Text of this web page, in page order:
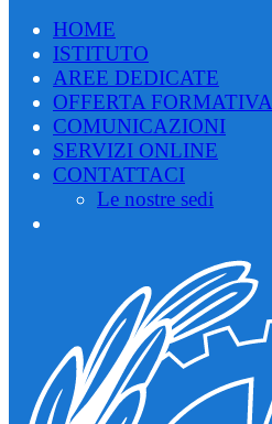
HOME
ISTITUTO
AREE DEDICATE
OFFERTA FORMATIVA
COMUNICAZIONI
SERVIZI ONLINE
CONTATTACI
Le nostre sedi